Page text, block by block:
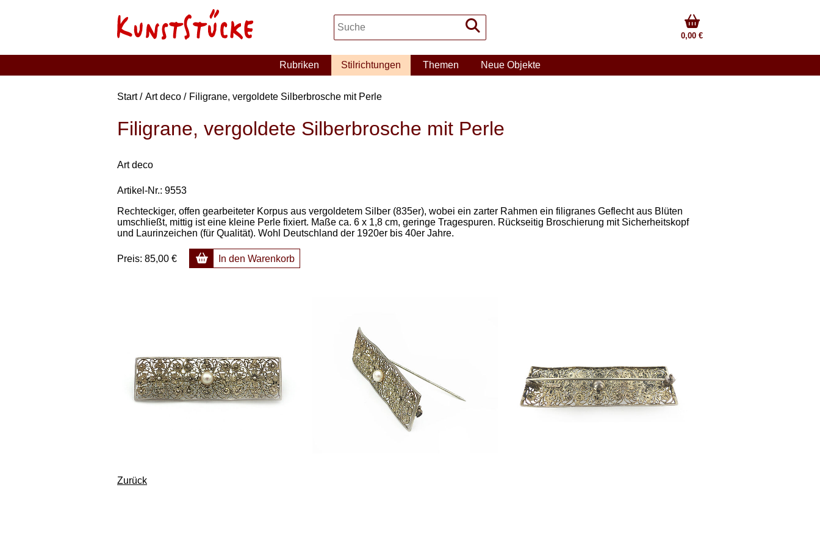
0,00 €
Rubriken Stilrichtungen Themen Neue Objekte
Start Art deco Filigrane, vergoldete Silberbrosche mit Perle
Filigrane, vergoldete Silberbrosche mit Perle
Art deco
Artikel-Nr.: 9553
Rechteckiger, offen gearbeiteter Korpus aus vergoldetem Silber (835er), wobei ein zarter Rahmen ein filigranes Geflecht aus Blüten
umschließt, mittig ist eine kleine Perle fixiert. Maße ca. 6 x 1,8 cm, geringe Tragespuren. Rückseitig Broschierung mit Sicherheitskopf
und Laurinzeichen (für Qualität). Wohl Deutschland der 1920er bis 40er Jahre.
Preis: 85,00 € In den Warenkorb
Zurück